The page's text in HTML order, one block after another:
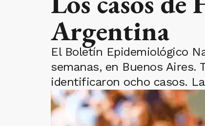
Argentina
El Boletín Epidemiológico
semanas, en Buenos Aires.
identificaron ocho casos.